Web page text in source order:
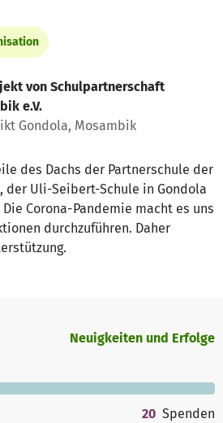
von Schulpartnerschaft
e.V.
Gondola, Mosambik
des Dachs der Partnerschule der
der Uli-Seibert-Schule in Gondola
Corona-Pandemie macht es uns
durchzuführen. Daher
Neuigkeiten und Erfolge
20 Spenden